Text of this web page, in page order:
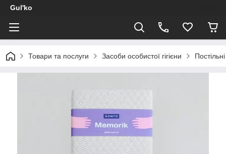
Gul'ko
Товари та послуги Засоби особистої гігієни